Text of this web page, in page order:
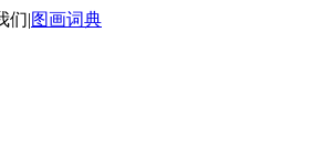
们|图画词典